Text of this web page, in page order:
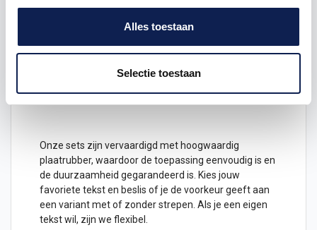
Alles toestaan
Selectie toestaan
Ontketen de ware persoonlijkheid van je motor met
onze op maat gemaakte bandenletters! Elk ontwerp
voor diverse motoren. Deze kits omvatten een scala
ontwerpendie perfect op jouw banden
Onze sets zijn vervaardigd met hoogwaardig
plaatrubber, waardoor de toepassing eenvoudig is en
de duurzaamheid gegarandeerd is. Kies jouw
favoriete teksten beslis of je de voorkeur geeft aan
een variant met of zonder strepen. Als je een eigen
tekst wil, zijn we flexibel.